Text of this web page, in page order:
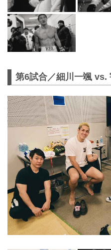
第6試合／細川一颯 vs.